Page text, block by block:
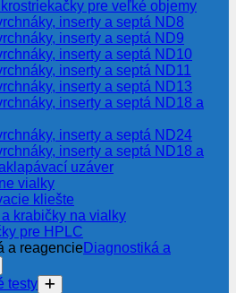
pre veľké objemy
inserty a septá ND8
inserty a septá ND9
inserty a septá ND10
inserty a septá ND11
inserty a septá ND13
inserty a septá ND18 a
inserty a septá ND24
inserty a septá ND18 a
uzáver
vialky
kliešte
krabičky na vialky
pre HPLC
Diagnostiká a
testy